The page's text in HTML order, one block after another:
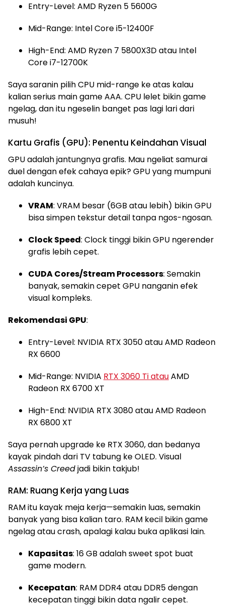
Entry-Level: AMD Ryzen 5 5600G
Mid-Range: Intel Core i5-12400F
High-End: AMD Ryzen 7 5800X3D atau Intel
Core i7-12700K
Saya saranin pilih CPU mid-range ke atas kalau
kalian serius main game AAA. CPU lelet bikin game
ngelag, dan itu ngeselin banget pas lagi lari dari
musuh!
Kartu Grafis (GPU): Penentu Keindahan Visual
GPU adalah jantungnya grafis. Mau ngeliat samurai
duel dengan efek cahaya epik? GPU yang mumpuni
adalah kuncinya.
VRAM: VRAM besar (6GB atau lebih) bikin GPU
bisa simpen tekstur detail tanpa ngos-ngosan.
Clock Speed: Clock tinggi bikin GPU ngerender
grafis lebih cepet.
CUDA Cores/Stream Processors: Semakin
banyak, semakin cepet GPU nanganin efek
visual kompleks.
Rekomendasi GPU:
Entry-Level: NVIDIA RTX 3050 atau AMD Radeon
RX 6600
Mid-Range: NVIDIA RTX 3060 Ti atauAMD
Radeon RX 6700 XT
High-End: NVIDIA RTX 3080 atau AMD Radeon
RX 6800 XT
Saya pernah upgrade ke RTX 3060, dan bedanya
kayak pindah dari TV tabung ke OLED. Visual
Assassin’s Creedjadi bikin takjub!
RAM: Ruang Kerja yang Luas
RAM itu kayak meja kerja—semakin luas, semakin
banyak yang bisa kalian taro. RAM kecil bikin game
ngelag atau crash, apalagi kalau buka aplikasi lain.
Kapasitas: 16 GB adalah sweet spot buat
game modern.
Kecepatan: RAM DDR4 atau DDR5 dengan
kecepatan tinggi bikin data ngalir cepet.